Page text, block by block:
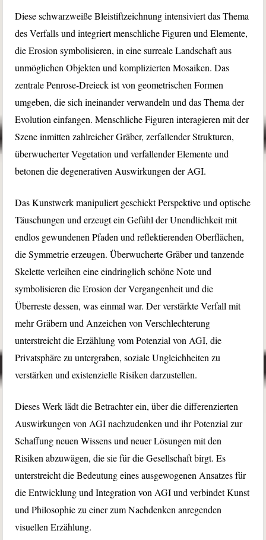
Diese schwarzweiße Bleistiftzeichnung intensiviert das Thema
des Verfalls und integriert menschliche Figuren und Elemente,
die Erosion symbolisieren, in eine surreale Landschaft aus
unmöglichen Objekten und komplizierten Mosaiken. Das
zentrale Penrose-Dreieck ist von geometrischen Formen
umgeben, die sich ineinander verwandeln und das Thema der
Evolution einfangen. Menschliche Figuren interagieren mit der
Szene inmitten zahlreicher Gräber, zerfallender Strukturen,
überwucherter Vegetation und verfallender Elemente und
betonen die degenerativen Auswirkungen der AGI.
Das Kunstwerk manipuliert geschickt Perspektive und optische
Täuschungen und erzeugt ein Gefühl der Unendlichkeit mit
endlos gewundenen Pfaden und reflektierenden Oberflächen,
die Symmetrie erzeugen. Überwucherte Gräber und tanzende
Skelette verleihen eine eindringlich schöne Note und
symbolisieren die Erosion der Vergangenheit und die
Überreste dessen, was einmal war. Der verstärkte Verfall mit
mehr Gräbern und Anzeichen von Verschlechterung
unterstreicht die Erzählung vom Potenzial von AGI, die
Privatsphäre zu untergraben, soziale Ungleichheiten zu
verstärken und existenzielle Risiken darzustellen.
Dieses Werk lädt die Betrachter ein, über die differenzierten
Auswirkungen von AGI nachzudenken und ihr Potenzial zur
Schaffung neuen Wissens und neuer Lösungen mit den
Risiken abzuwägen, die sie für die Gesellschaft birgt. Es
unterstreicht die Bedeutung eines ausgewogenen Ansatzes für
die Entwicklung und Integration von AGI und verbindet Kunst
und Philosophie zu einer zum Nachdenken anregenden
visuellen Erzählung.